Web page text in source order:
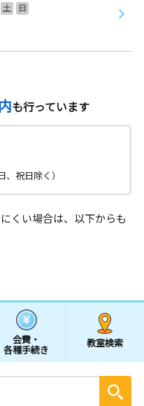
土
日
も行っています
、祝日除く）
くい場合は、以下からも
会費・
各種手続き
教室検索